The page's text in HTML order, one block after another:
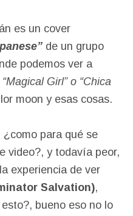
es un cover
de un grupo
podemos ver a
“Magical Girl” o “Chica
moon y esas cosas.
¿como para qué se
video?, y todavía peor,
experiencia de ver
Salvation),
bueno eso no lo